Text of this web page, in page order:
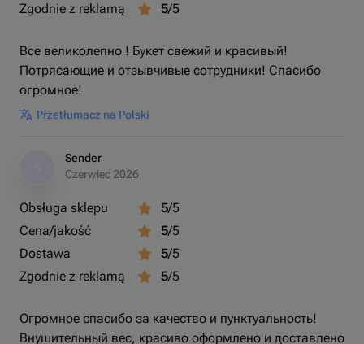
Zgodnie z reklamą
5/5
Все великолепно ! Букет свежий и красивый!
Потрясающие и отзывчивые сотрудники! Спасибо
огромное!
Przetłumacz na Polski
Sender
Czerwiec 2026
Obsługa sklepu 5/5
Cena/jakość
5/5
Dostawa
5/5
Zgodnie z reklamą
5/5
Огромное спасибо за качество и пунктуальность!
Внушительный вес, красиво оформлено и доставлено